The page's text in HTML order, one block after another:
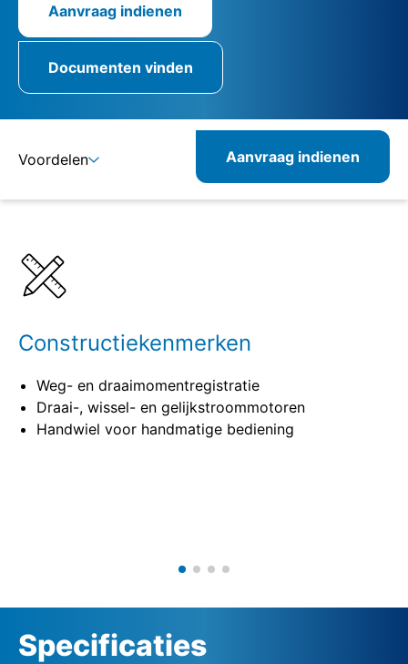
Aanvraag indienen
Documenten vinden
Voordelen
Combineerbare producten
Verwante producten
Aanvraag indienen
Constructiekenmerken
Weg- en draaimomentregistratie
Draai-, wissel- en gelijkstroommotoren
Handwiel voor handmatige bediening
Specificaties